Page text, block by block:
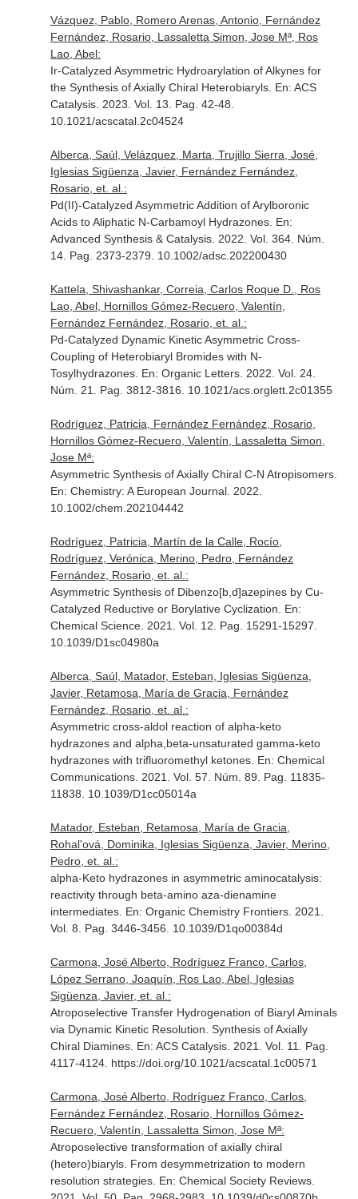
Vázquez, Pablo, Romero Arenas, Antonio, Fernández
Fernández, Rosario, Lassaletta Simon, Jose Mª, Ros
Lao, Abel:
Ir-Catalyzed Asymmetric Hydroarylation of Alkynes for
the Synthesis of Axially Chiral Heterobiaryls. En: ACS
Catalysis. 2023. Vol. 13. Pag. 42-48.
10.1021/acscatal.2c04524
Alberca, Saúl, Velázquez, Marta, Trujillo Sierra, José,
Iglesias Sigüenza, Javier, Fernández Fernández,
Rosario, et. al.:
Pd(II)-Catalyzed Asymmetric Addition of Arylboronic
Acids to Aliphatic N-Carbamoyl Hydrazones. En:
Advanced Synthesis & Catalysis. 2022. Vol. 364. Núm.
14. Pag. 2373-2379. 10.1002/adsc.202200430
Kattela, Shivashankar, Correia, Carlos Roque D., Ros
Lao, Abel, Hornillos Gómez-Recuero, Valentín,
Fernández Fernández, Rosario, et. al.:
Pd-Catalyzed Dynamic Kinetic Asymmetric Cross-
Coupling of Heterobiaryl Bromides with N-
Tosylhydrazones. En: Organic Letters. 2022. Vol. 24.
Núm. 21. Pag. 3812-3816. 10.1021/acs.orglett.2c01355
Rodríguez, Patricia, Fernández Fernández, Rosario,
Hornillos Gómez-Recuero, Valentín, Lassaletta Simon,
Jose Mª:
Asymmetric Synthesis of Axially Chiral C-N Atropisomers.
En: Chemistry: A European Journal. 2022.
10.1002/chem.202104442
Rodríguez, Patricia, Martín de la Calle, Rocío,
Rodríguez, Verónica, Merino, Pedro, Fernández
Fernández, Rosario, et. al.:
Asymmetric Synthesis of Dibenzo[b,d]azepines by Cu-
Catalyzed Reductive or Borylative Cyclization. En:
Chemical Science. 2021. Vol. 12. Pag. 15291-15297.
10.1039/D1sc04980a
Alberca, Saúl, Matador, Esteban, Iglesias Sigüenza,
Javier, Retamosa, María de Gracia, Fernández
Fernández, Rosario, et. al.:
Asymmetric cross-aldol reaction of alpha-keto
hydrazones and alpha,beta-unsaturated gamma-keto
hydrazones with trifluoromethyl ketones. En: Chemical
Communications. 2021. Vol. 57. Núm. 89. Pag. 11835-
11838. 10.1039/D1cc05014a
Matador, Esteban, Retamosa, María de Gracia,
Rohal'ová, Dominika, Iglesias Sigüenza, Javier, Merino,
Pedro, et. al.:
alpha-Keto hydrazones in asymmetric aminocatalysis:
reactivity through beta-amino aza-dienamine
intermediates. En: Organic Chemistry Frontiers. 2021.
Vol. 8. Pag. 3446-3456. 10.1039/D1qo00384d
Carmona, José Alberto, Rodríguez Franco, Carlos,
López Serrano, Joaquín, Ros Lao, Abel, Iglesias
Sigüenza, Javier, et. al.:
Atroposelective Transfer Hydrogenation of Biaryl Aminals
via Dynamic Kinetic Resolution. Synthesis of Axially
Chiral Diamines. En: ACS Catalysis. 2021. Vol. 11. Pag.
4117-4124. https://doi.org/10.1021/acscatal.1c00571
Carmona, José Alberto, Rodríguez Franco, Carlos,
Fernández Fernández, Rosario, Hornillos Gómez-
Recuero, Valentín, Lassaletta Simon, Jose Mª:
Atroposelective transformation of axially chiral
(hetero)biaryls. From desymmetrization to modern
resolution strategies. En: Chemical Society Reviews.